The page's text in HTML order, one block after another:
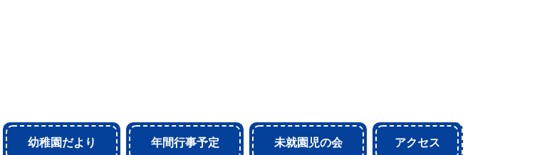
幼稚園だより 年間行事予定 未就園児の会 アクセス